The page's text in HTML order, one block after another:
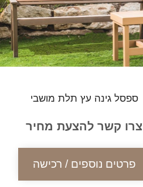
ספסל גינה עץ תלת מושבי
צרו קשר להצעת מחיר
פרטים נוספים / רכישה